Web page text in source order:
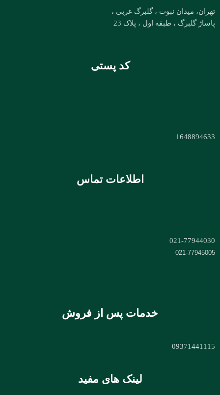
تهران، میدان نبوت ، گلبرگ غربی ،
پاساژ گلبرگ ، طبقه اول ، پلاک 23
کد پستی
1648894633
اطلاعات تماس
021-77944030
021-77945005
خدمات پس از فروش
09371441115
لینک های مفید